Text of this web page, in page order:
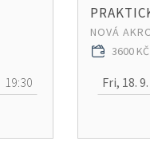
19:30
NOVÁ
3600 KČ
Fri, 18.